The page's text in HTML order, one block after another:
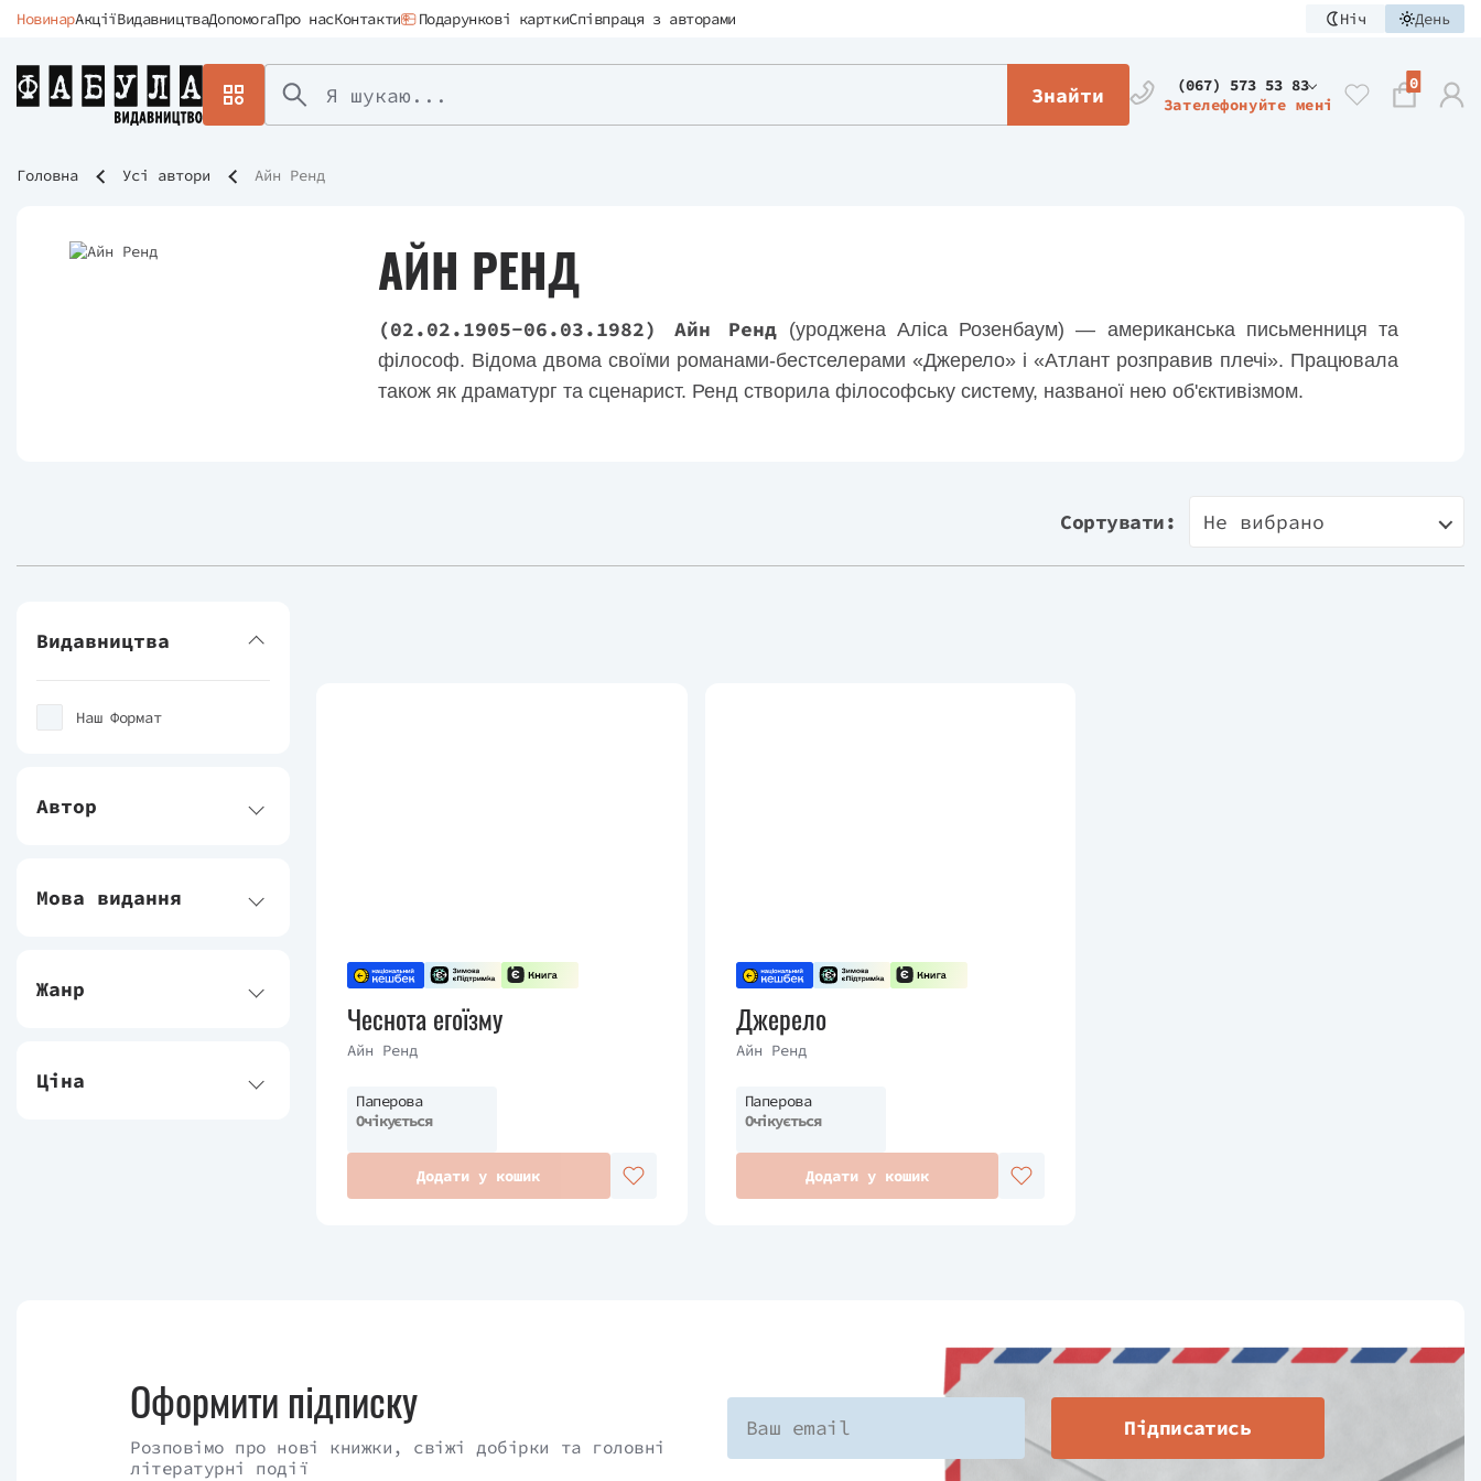
НовинарАкціїВидавництваДопомогаПро насКонтакти Подарункові карткиСпівпраця з авторами Ніч День
Знайти
(067) 573 53 83
Зателефонуйте мені
0
Головна Усі автори Айн Ренд
АЙН РЕНД
(02.02.1905-06.03.1982) Айн Ренд (уроджена Аліса Розенбаум) — американська письменниця та
філософ. Відома двома своїми романами-бестселерами «Джерело» і «Атлант розправив плечі». Працювала
також як драматург та сценарист. Ренд створила філософську систему, названої нею об'єктивізмом.
Сортувати: Не вибрано
Видавництва
Наш Формат
Автор
Мова видання
Жанр
Ціна
Чеснота егоїзму
Айн Ренд
Паперова
Очікується
Додати у кошик
Джерело
Айн Ренд
Паперова
Очікується
Додати у кошик
Оформити підписку
Розповімо про нові книжки, свіжі добірки та головні
літературні події
Підписатись